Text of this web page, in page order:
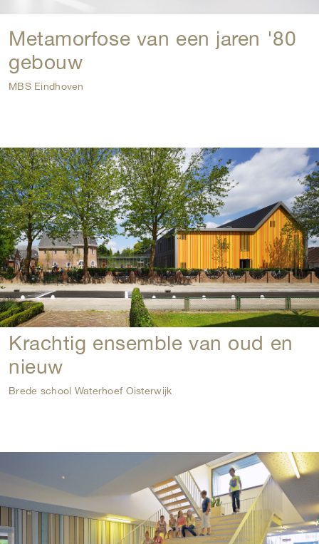
Metamorfose van een jaren '80
gebouw
MBS Eindhoven
Krachtig ensemble van oud en
nieuw
Brede school Waterhoef Oisterwijk